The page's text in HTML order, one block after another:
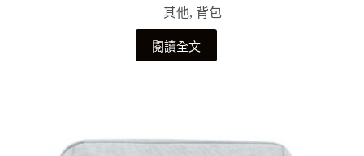
其他, 背包
閱讀全文